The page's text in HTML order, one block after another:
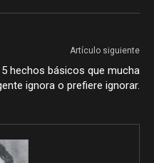
Artículo siguiente
5 hechos básicos que mucha
ignora o prefiere ignorar.